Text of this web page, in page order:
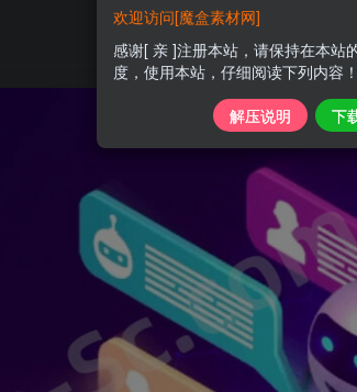
欢迎访问[魔盒素材网]
感谢[ 亲 ]注册本站，请保持在本站
度，使用本站，仔细阅读下列内容！
解压说明 下